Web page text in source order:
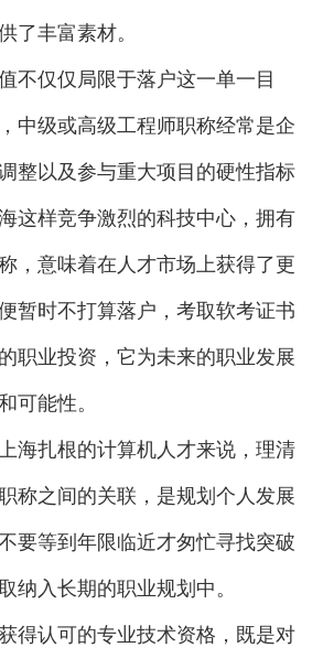
了丰富素材。
仅仅局限于落户这一单一目
中级或高级工程师职称经常是企
整以及参与重大项目的硬性指标
这样竞争激烈的科技中心，拥有
，意味着在人才市场上获得了更
暂时不打算落户，考取软考证书
职业投资，它为未来的职业发展
可能性。
扎根的计算机人才来说，理清
称之间的关联，是规划个人发展
要等到年限临近才匆忙寻找突破
纳入长期的职业规划中。
认可的专业技术资格，既是对